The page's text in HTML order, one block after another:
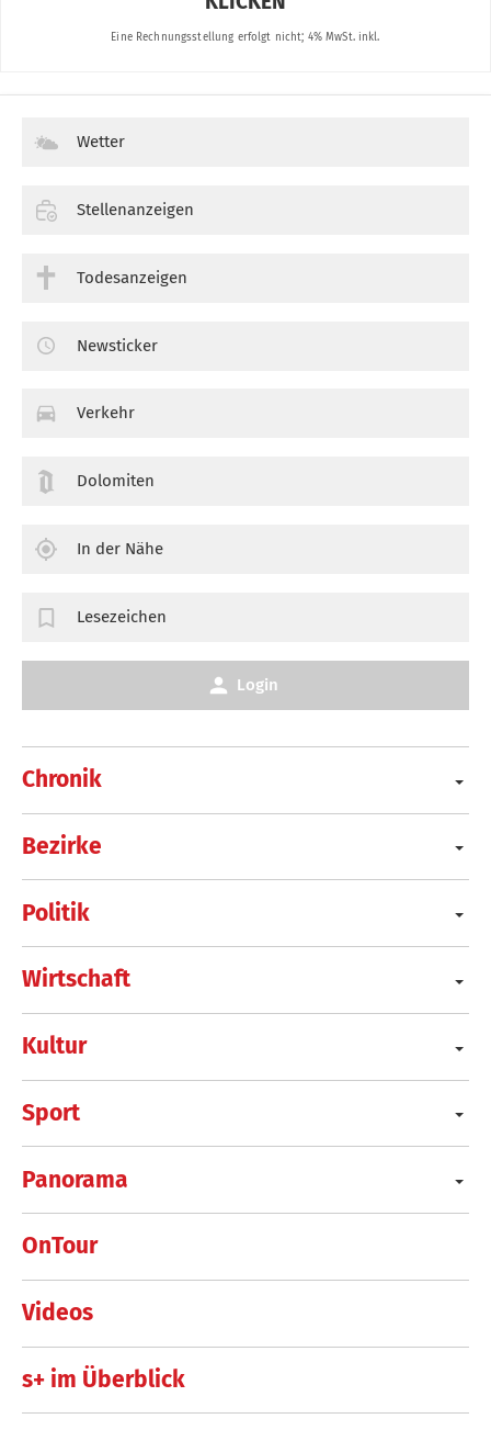
Chronik
Bezirke
Politik
Wirtschaft
Kultur
Sport
Panorama
OnTour
Videos
s+ im Überblick
Wetter
Stellenanzeigen
Todesanzeigen
Newsticker
Verkehr
Dolomiten
In der Nähe
Lesezeichen
Login